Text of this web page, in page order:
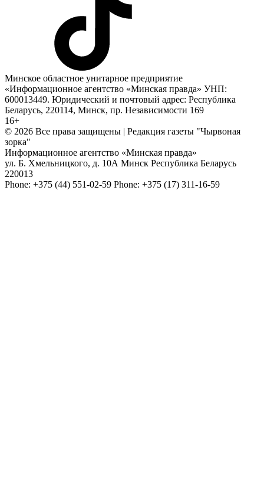
Минское областное унитарное предприятие
«Информационное агентство «Минская правда» УНП:
600013449. Юридический и почтовый адрес: Республика
Беларусь, 220114, Минск, пр. Независимости 169
16+
© 2026 Все права защищены | Редакция газеты "Чырвоная
зорка"
Информационное агентство «Минская правда»
ул. Б. Хмельницкого, д. 10А Минск Республика Беларусь
220013
Phone: +375 (44) 551-02-59 Phone: +375 (17) 311-16-59